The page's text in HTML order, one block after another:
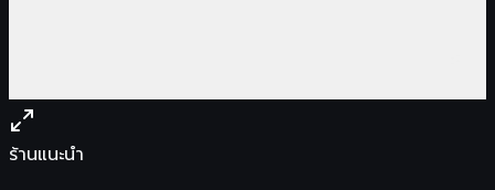
ร้านแนะนำ